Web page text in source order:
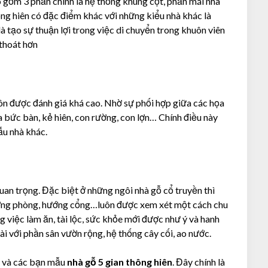
hiên có đặc điểm khác với những kiểu nhà khác là
tạo sự thuận lợi trong việc di chuyển trong khuôn viên
hơn
được đánh giá khá cao. Nhờ sự phối hợp giữa các họa
bàn, kẻ hiên, con rường, con lợn… Chính điều này
nhà khác.
trọng. Đặc biệt ở những ngôi nhà gỗ cổ truyền thì
phòng, hướng cổng…luôn được xem xét một cách chu
việc làm ăn, tài lộc, sức khỏe mới được như ý và hanh
với phần sân vườn rộng, hệ thống cây cối, ao nước.
các bạn mẫu nhà gỗ 5 gian thông hiên. Đây chính là